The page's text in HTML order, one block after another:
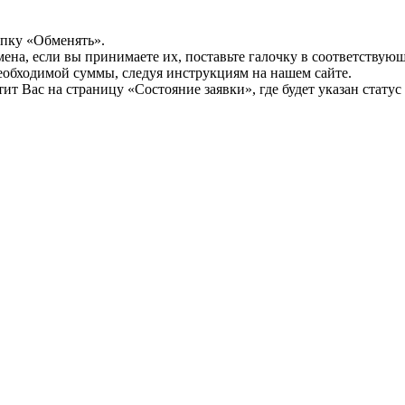
«Обменять».
если вы принимаете их, поставьте галочку в
суммы, следуя инструкциям на нашем сайте.
Вас на страницу «Состояние заявки», где будет указан